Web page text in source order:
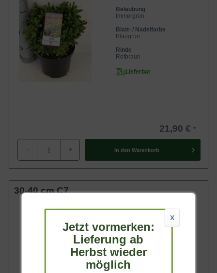
Wuchshöhe
bis zu 100 cm
Blatt
Immergrün, blaugrüne, radikal stehende
Nadeln, bis zu 7 mm lang, sehr schmal
Frucht
Keine
Rinde
Rotbraun
Boden
Sehr standorttolerant, allerdings werden
Standort
oder Heidegärten, Trögen oder auf
Gräbern hervorragend Platz findet.
Belaubung
Immergrün
Blatt- / Nadelfarbe
Blaugrün
Rinde
Rotbraun
Lieferbar
21,90 €
- + In den Warenkorb
30-40 cm C7
Wuchsendhöhe
Belaubung
Immergrün
Blatt- / Nadelfarbe
Blaugrün
Rinde
X
Jetzt vormerken:
Lieferung ab
Herbst wieder
möglich